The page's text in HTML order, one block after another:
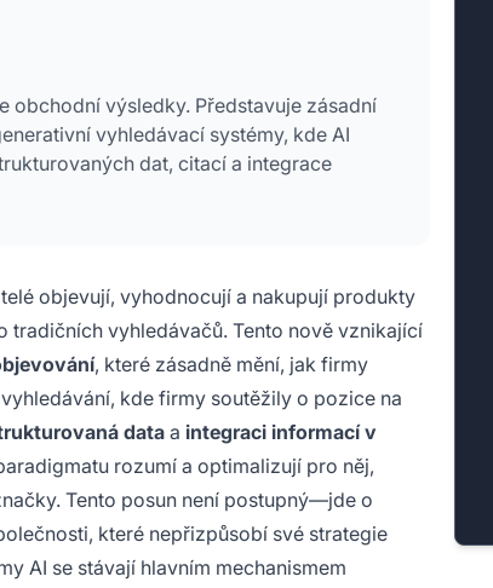
obchodní výsledky. Představuje zásadní
vyhledávací systémy, kde AI
dat, citací a integrace
objevují, vyhodnocují a nakupují produkty
tradičních vyhledávačů. Tento nově vznikající
, které zásadně mění, jak firmy
kde firmy soutěžily o pozice na
data a integraci informací v
rozumí a optimalizují pro něj,
Tento posun není postupný—jde o
které nepřizpůsobí své strategie
AI se stávají hlavním mechanismem